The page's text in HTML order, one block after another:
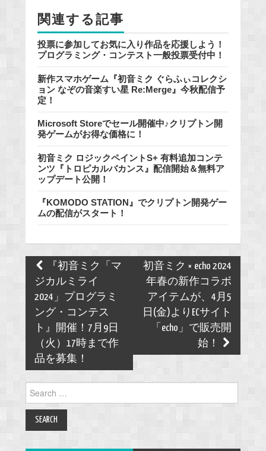
関連する記事
投票に参加してお気に入り作品を応援しよう！
プログラミング・コンテスト一般投票受付中！
新作スマホゲーム『初音ミク ぐらふぃコレクシ
ョン なぞの音楽すい星 Re:Merge』今秋配信予
定！
Microsoft Storeでセール開催中♪クリプトン開
発ゲームがお得な価格に！
初音ミク ロジックペイントS+ 有料追加コンテ
ンツ『トロピカルバカンス』配信開始＆無料ア
ップデート公開！
『KOMODO STATION』でクリプトン開発ゲー
ムの配信がスタート！
Post
navigation
『初音ミク「マ
ジカルミライ
2024」プログラミ
ング・コンテス
ト』開催！7月9日
（火）17時まで作
品を募集！
初音ミク × echo 2024
年春の新作コラボ
アイテムが、4月5
日(金)よりECサイト
「echo」で販売開
始！
for: